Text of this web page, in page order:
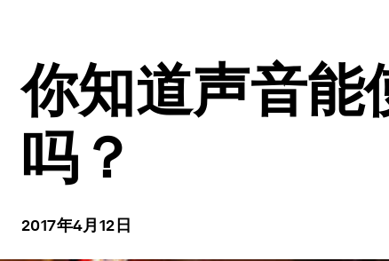
你知道声音能
吗？
2017年4月12日